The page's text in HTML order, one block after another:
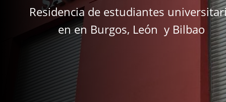
Residencia de estudiantes
en en Burgos, León y Bilbao​